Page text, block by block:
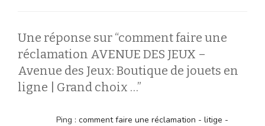
Une réponse sur “comment faire une
réclamation AVENUE DES JEUX –
Avenue des Jeux: Boutique de jouets en
ligne | Grand choix …”
Ping : comment faire une réclamation - litige -